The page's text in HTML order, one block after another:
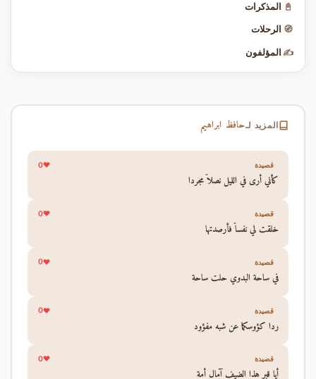
📓 المذكرات
🧭 الرحلات
✍️ المؤلفون
المزيد لـحافظ ابراهيم
قصيدة 0
كأني أرى في الليل نصلاً مجردا
قصيدة 0
خلقت لي نفساً فأرصدتها
قصيدة 0
في ساحة البدوي حلت ساحة
قصيدة 0
ردا كؤوسكما عن شبه مفؤود
قصيدة 0
أيا قبر هذا الضيف آمال أمة